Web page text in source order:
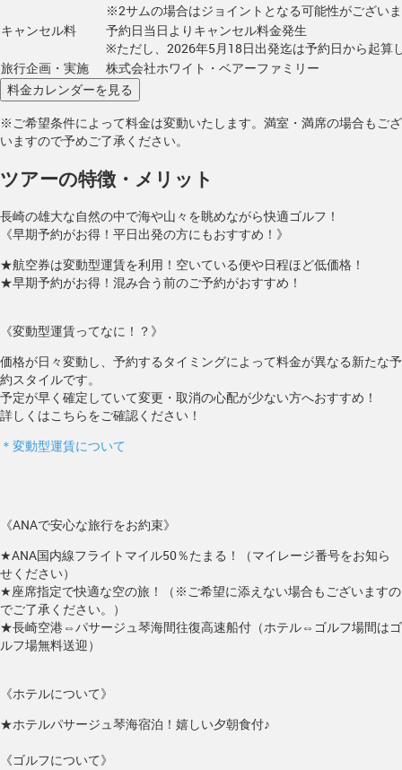
※2サムの場合はジョイントとなる可能性がござい
キャンセル料
予約日当日よりキャンセル料金発生
※ただし、2026年5月18日出発迄は予約日から起算
旅行企画・実施
株式会社ホワイト・ベアーファミリー
※ご希望条件によって料金は変動いたします。満室・満席の場合もござ
いますので予めご了承ください。
ツアーの特徴・メリット
長崎の雄大な自然の中で海や山々を眺めながら快適ゴルフ！
《早期予約がお得！平日出発の方にもおすすめ！》
★航空券は変動型運賃を利用！空いている便や日程ほど低価格！
★早期予約がお得！混み合う前のご予約がおすすめ！
《変動型運賃ってなに！？》
価格が日々変動し、予約するタイミングによって料金が異なる新たな予
約スタイルです。
予定が早く確定していて変更・取消の心配が少ない方へおすすめ！
詳しくはこちらをご確認ください！
＊変動型運賃について
《ANAで安心な旅行をお約束》
★ANA国内線フライトマイル50％たまる！（マイレージ番号をお知ら
せください）
★座席指定で快適な空の旅！（※ご希望に添えない場合もございますの
でご了承ください。）
★長崎空港⇔パサージュ琴海間往復高速船付（ホテル⇔ゴルフ場間はゴ
ルフ場無料送迎）
《ホテルについて》
★ホテルパサージュ琴海宿泊！嬉しい夕朝食付♪
《ゴルフについて》